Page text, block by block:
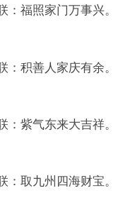
：福照家门万事兴。
：积善人家庆有余。
：紫气东来大吉祥。
：取九州四海财宝。